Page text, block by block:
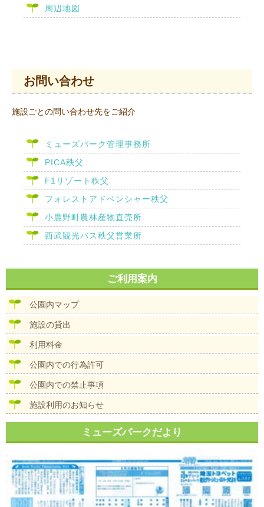
周辺地図
お問い合わせ
施設ごとの問い合わせ先をご紹介
ミューズパーク管理事務所
PICA秩父
F1リゾート秩父
フォレストアドベンシャー秩父
小鹿野町農林産物直売所
西武観光バス秩父営業所
ご利用案内
公園内マップ
施設の貸出
利用料金
公園内での行為許可
公園内での禁止事項
施設利用のお知らせ
ミューズパークだより